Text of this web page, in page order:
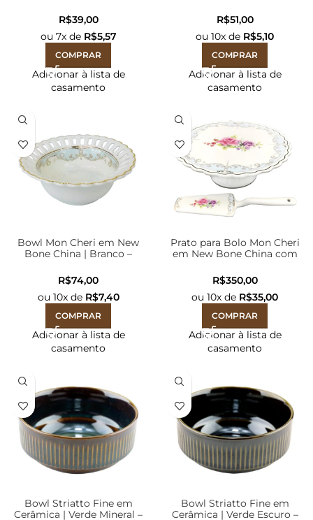
R$
ou 7x de R$5,57
COMPRAR
Adicionar à lista de
casamento
R$
ou 10x de R$5,10
COMPRAR
Adicionar à lista de
casamento
Bowl Mon Cheri em New
Bone China | Branco –
R$
ou 10x de R$7,40
COMPRAR
Adicionar à lista de
casamento
Prato para Bolo Mon Cheri
em New Bone China com
26x10cm
R$
ou 10x de R$35,00
COMPRAR
Adicionar à lista de
casamento
Bowl Striatto Fine em
Cerâmica | Verde Mineral –
Bowl Striatto Fine em
Cerâmica | Verde Escuro –